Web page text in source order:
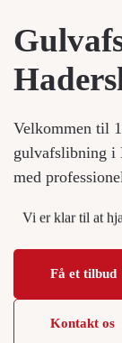
Velkommen til
gulvafslibning i
med
Vi er klar til at
Få et tilbud
Kontakt os